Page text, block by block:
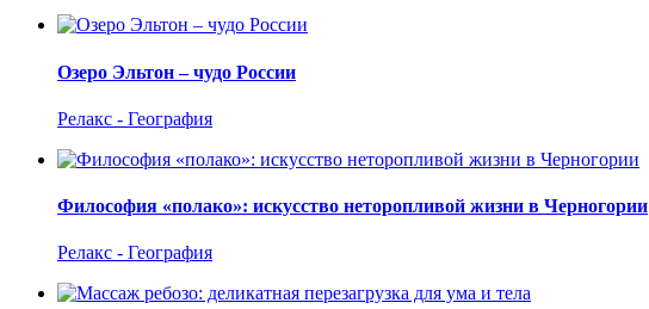
Озеро Эльтон – чудо России
Релакс - География
Философия «полако»: искусство неторопливой жизни в Черногории
Релакс - География